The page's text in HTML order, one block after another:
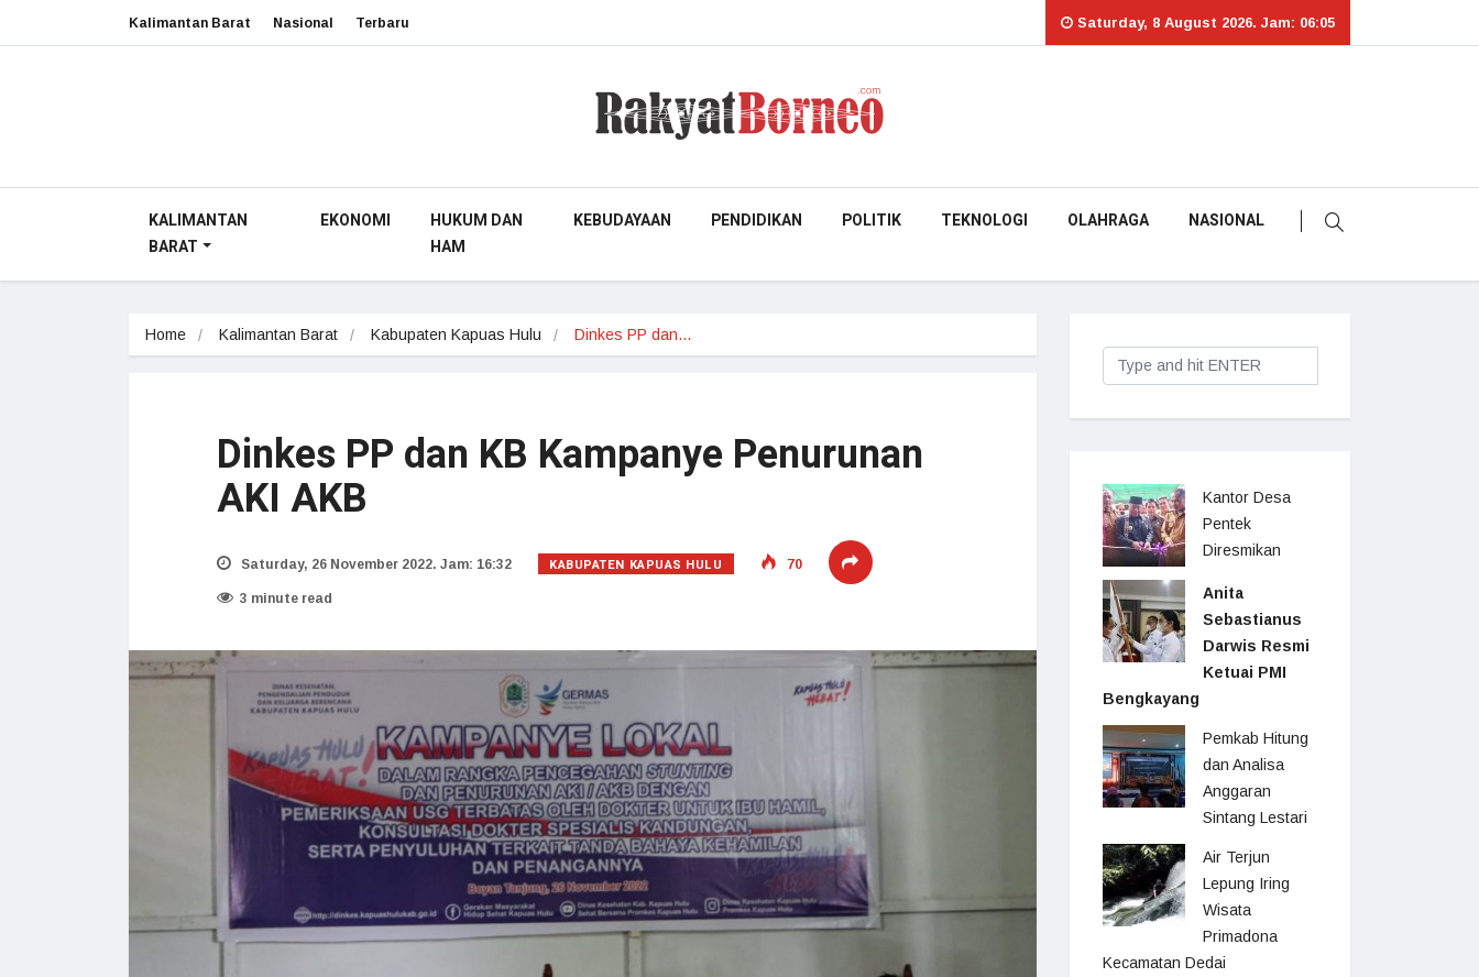
Kalimantan Barat Nasional Terbaru Saturday, 8 August 2026. Jam: 06:05
KALIMANTAN
BARAT
EKONOMI
HUKUM DAN
HAM
KEBUDAYAAN PENDIDIKAN POLITIK TEKNOLOGI OLAHRAGA NASIONAL
Home Kalimantan Barat Kabupaten Kapuas Hulu Dinkes PP dan…
Dinkes PP dan KB Kampanye Penurunan
AKI AKB
Saturday, 26 November 2022. Jam: 16:32 KABUPATEN KAPUAS HULU 70
3 minute read
Kantor Desa
Pentek
Diresmikan
Anita
Sebastianus
Darwis Resmi
Ketuai PMI
Bengkayang
Pemkab Hitung
dan Analisa
Anggaran
Sintang Lestari
Air Terjun
Lepung Iring
Wisata
Primadona
Kecamatan Dedai